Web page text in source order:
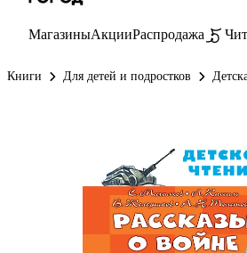
МагазиныАкцииРаспродажа
Книги Для детей и подростков